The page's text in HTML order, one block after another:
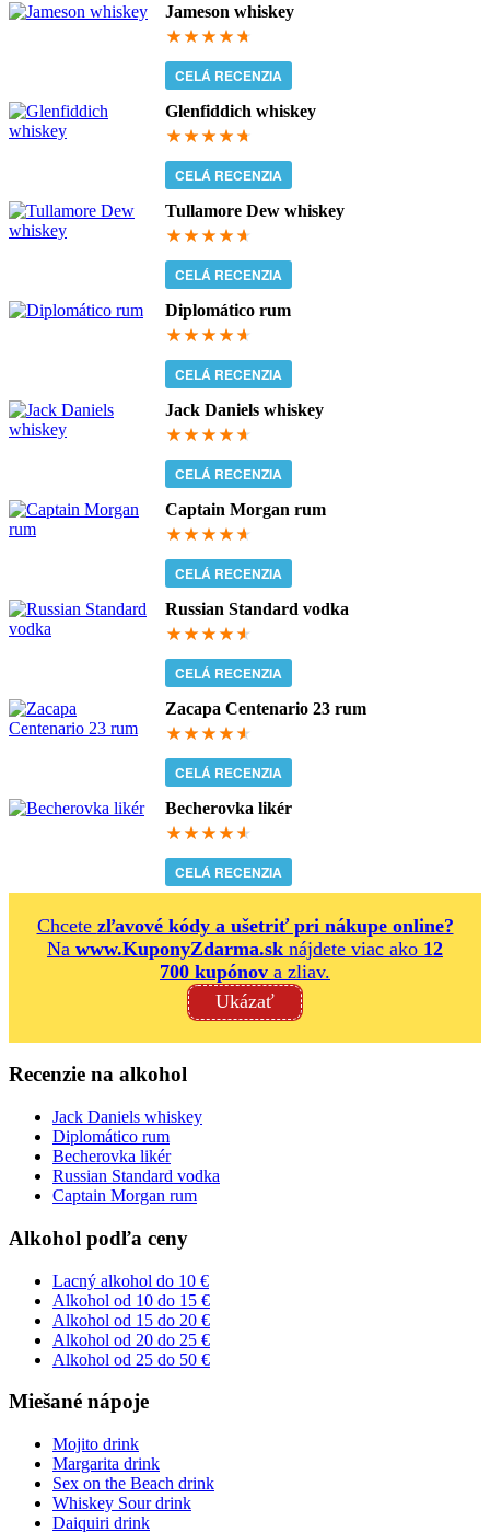
Jameson whiskey
94.3333333333
CELÁ RECENZIA
Glenfiddich whiskey
94
CELÁ RECENZIA
Tullamore Dew whiskey
93.6666666667
CELÁ RECENZIA
Diplomático rum
93.3333333333
CELÁ RECENZIA
Jack Daniels whiskey
93.3333333333
CELÁ RECENZIA
Captain Morgan rum
93
CELÁ RECENZIA
Russian Standard vodka
92
CELÁ RECENZIA
Zacapa Centenario 23 rum
92
CELÁ RECENZIA
Becherovka likér
91.6666666667
CELÁ RECENZIA
Chcete zľavové kódy a ušetriť pri nákupe online?
Na www.KuponyZdarma.sk nájdete viac ako 12
700 kupónov a zliav.
Ukázať
Recenzie na alkohol
Jack Daniels whiskey
Diplomático rum
Becherovka likér
Russian Standard vodka
Captain Morgan rum
Alkohol podľa ceny
Lacný alkohol do 10 €
Alkohol od 10 do 15 €
Alkohol od 15 do 20 €
Alkohol od 20 do 25 €
Alkohol od 25 do 50 €
Miešané nápoje
Mojito drink
Margarita drink
Sex on the Beach drink
Whiskey Sour drink
Daiquiri drink